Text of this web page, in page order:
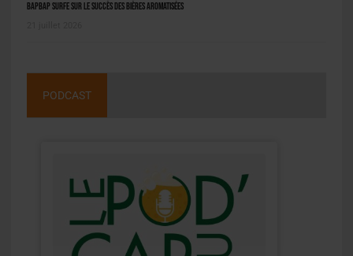
BAPBAP surfe sur le succès des bières aromatisées
PODCAST